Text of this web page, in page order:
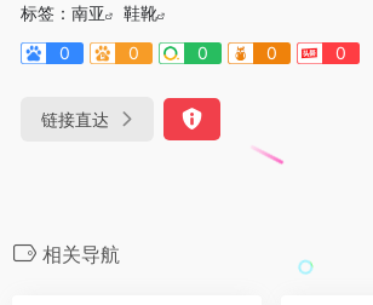
标签： 南亚
鞋靴
0
0 0 0 0
链接直达
相关导航